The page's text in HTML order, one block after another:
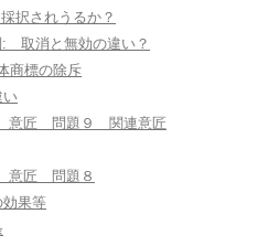
択されうるか？
取消と無効の違い？
商標の除斥
い
意匠 問題９ 関連意匠
意匠 問題８
果等